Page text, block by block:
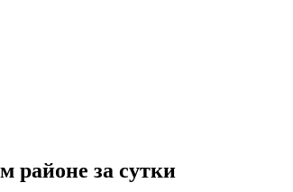
районе за сутки